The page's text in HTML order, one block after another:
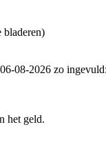
bladeren)
08-2026 zo ingevuld:
het geld.